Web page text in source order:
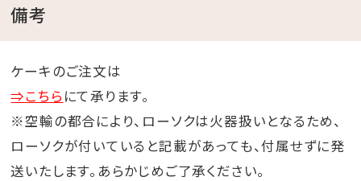
備考
ケーキのご注文は
⇒こちら にて承ります。
※空輸の都合により、ローソクは火器扱いとなるため、
ローソクが付いていると記載があっても、付属せずに発
送いたします。あらかじめご了承ください。